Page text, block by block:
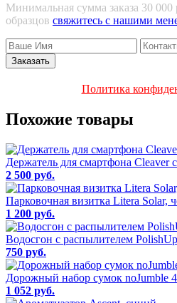
Минимальная сумма заказа 30
образцов свяжитесь с нашими
Политика
Похожие товары
Держатель для смартфона Cleaver
2 500 руб.
Парковочная визитка Litera Solar,
1 200 руб.
Водосгон с распылителем
750 руб.
Дорожный набор сумок noJumble
1 052 руб.